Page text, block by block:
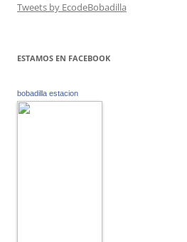
Tweets by EcodeBobadilla
ESTAMOS EN FACEBOOK
bobadilla estacion